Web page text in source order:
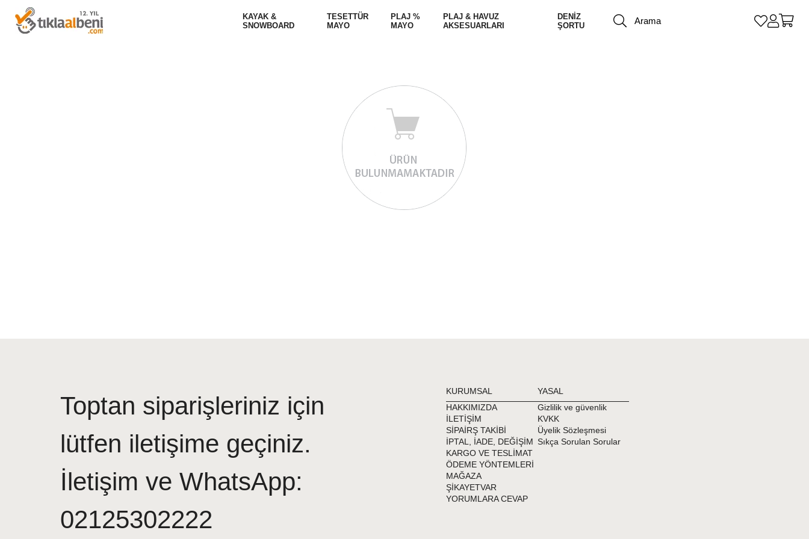
KAYAK &
SNOWBOARD
TESETTÜR
MAYO
PLAJ %
MAYO
PLAJ & HAVUZ
AKSESUARLARI
DENİZ
ŞORTU
Toptan siparişleriniz için
lütfen iletişime geçiniz.
İletişim ve WhatsApp:
02125302222
KURUMSAL
HAKKIMIZDA
İLETİŞİM
SİPAİRŞ TAKİBİ
İPTAL, İADE, DEĞİŞİM
KARGO VE TESLİMAT
ÖDEME YÖNTEMLERİ
MAĞAZA
ŞİKAYETVAR
YORUMLARA CEVAP
YASAL
Gizlilik ve güvenlik
KVKK
Üyelik Sözleşmesi
Sıkça Sorulan Sorular